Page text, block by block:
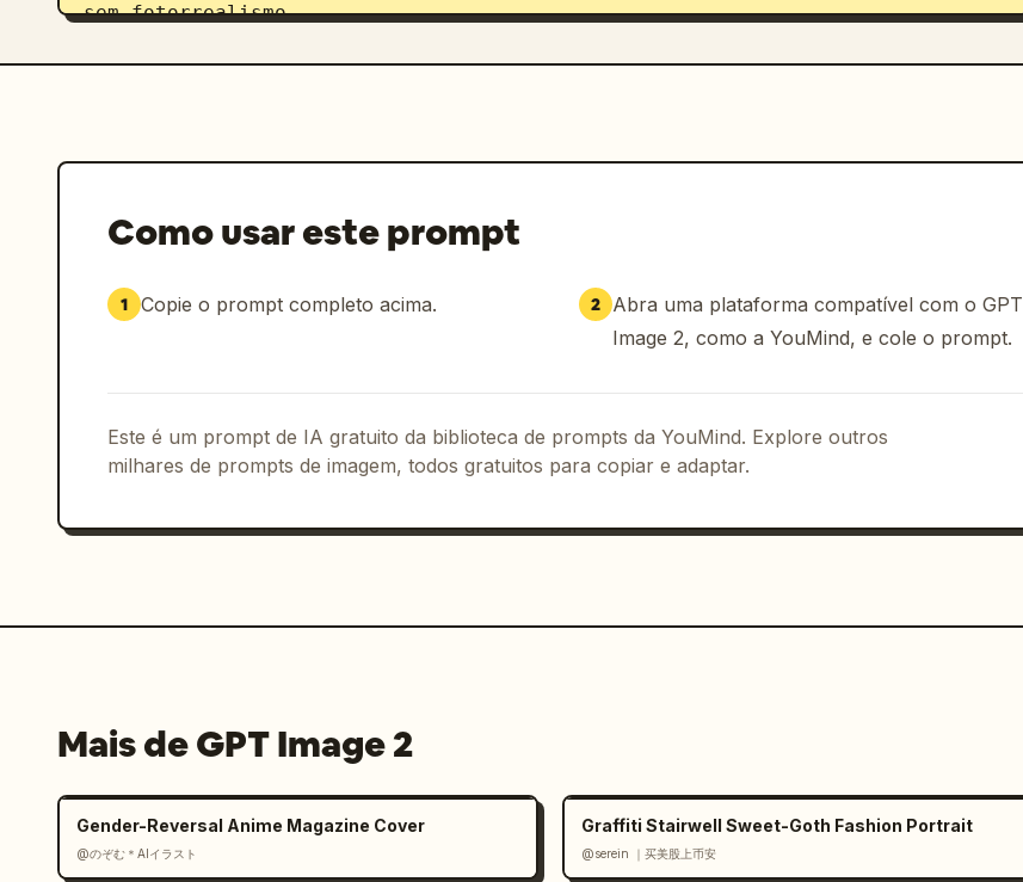
sem fotorrealismo,
sem cores saturadas,
Cena:
pintadas e vários vasos de plantas dispostos naturalmente na frente.
que pareçam autênticos a Seul Coreia do Sul .
como um símbolo da cidade
ou como parte do horizonte ou paisagem ao redor.
Composição:
layout horizontal amplo,
layout limpo e espaçoso,
composição minimalista, mas emocionalmente rica.
Tipografia:
Inclua o nome da cidade “
” claramente na imagem.
Como usar este prompt
1 Copie o prompt completo acima. 2 Abra uma plataforma compatível com o GPT
Image 2, como a YouMind, e cole o prompt.
Este é um prompt de IA gratuito da biblioteca de prompts da YouMind. Explore outros
milhares de prompts de imagem, todos gratuitos para copiar e adaptar.
Mais de GPT Image 2
Gender-Reversal Anime Magazine Cover
@のぞむ＊AIイラスト
Graffiti Stairwell Sweet-Goth Fashion Portrait
@serein ｜买美股上币安